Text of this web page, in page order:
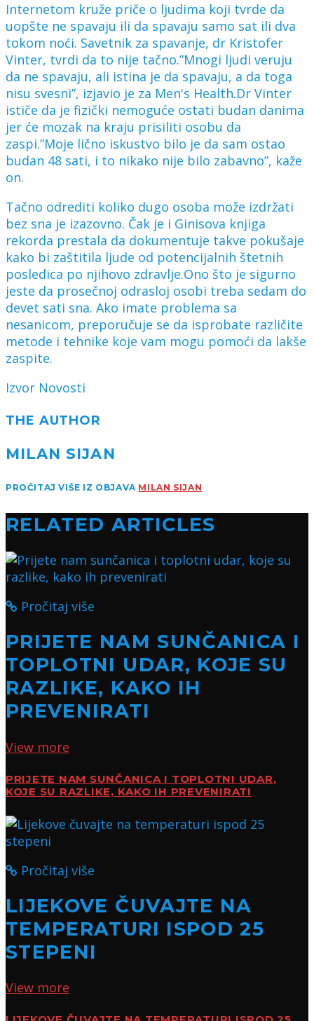
Internetom kruže priče o ljudima koji tvrde da
uopšte ne spavaju ili da spavaju samo sat ili dva
tokom noći. Savetnik za spavanje, dr Kristofer
Vinter, tvrdi da to nije tačno.”Mnogi ljudi veruju
da ne spavaju, ali istina je da spavaju, a da toga
nisu svesni”, izjavio je za Men's Health.Dr Vinter
ističe da je fizički nemoguće ostati budan danima
jer će mozak na kraju prisiliti osobu da
zaspi.”Moje lično iskustvo bilo je da sam ostao
budan 48 sati, i to nikako nije bilo zabavno”, kaže
on.
Tačno odrediti koliko dugo osoba može izdržati
bez sna je izazovno. Čak je i Ginisova knjiga
rekorda prestala da dokumentuje takve pokušaje
kako bi zaštitila ljude od potencijalnih štetnih
posledica po njihovo zdravlje.Ono što je sigurno
jeste da prosečnoj odrasloj osobi treba sedam do
devet sati sna. Ako imate problema sa
nesanicom, preporučuje se da isprobate različite
metode i tehnike koje vam mogu pomoći da lakše
zaspite.
Izvor Novosti
THE AUTHOR
MILAN SIJAN
PROČITAJ VIŠE IZ OBJAVA MILAN SIJAN
RELATED ARTICLES
Pročitaj više
PRIJETE NAM SUNČANICA I
TOPLOTNI UDAR, KOJE SU
RAZLIKE, KAKO IH
PREVENIRATI
View more
PRIJETE NAM SUNČANICA I TOPLOTNI UDAR,
KOJE SU RAZLIKE, KAKO IH PREVENIRATI
Pročitaj više
LIJEKOVE ČUVAJTE NA
TEMPERATURI ISPOD 25
STEPENI
View more